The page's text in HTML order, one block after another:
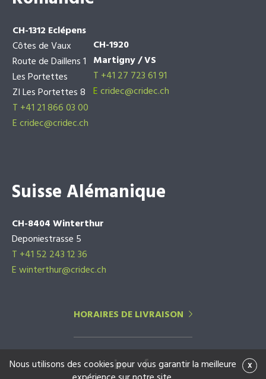
CH-1312 Eclépens
Côtes de Vaux
Route de Daillens 1
Les Portettes
ZI Les Portettes 8
T +41 21 866 03 00
Ecridec@cridec.ch
CH-1920
Martigny / VS
T +41 27 723 61 91
Ecridec@cridec.ch
Suisse Alémanique
CH-8404 Winterthur
Deponiestrasse 5
T +41 52 243 12 36
E winterthur@cridec.ch
HORAIRES DE LIVRAISON
x
Nous utilisons des cookies pour vous garantir la meilleure